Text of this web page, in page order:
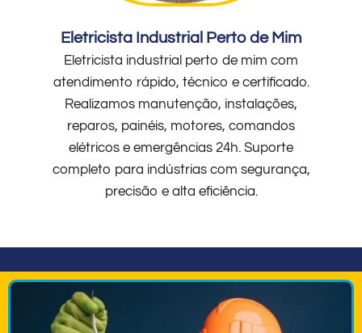
Eletricista Industrial Perto de Mim
Eletricista industrial perto de mim com
atendimento rápido, técnico e certificado.
Realizamos manutenção, instalações,
reparos, painéis, motores, comandos
elétricos e emergências 24h. Suporte
completo para indústrias com segurança,
precisão e alta eficiência.